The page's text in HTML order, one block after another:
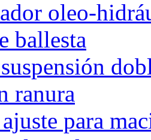
oleo-
ballesta
ranura
para